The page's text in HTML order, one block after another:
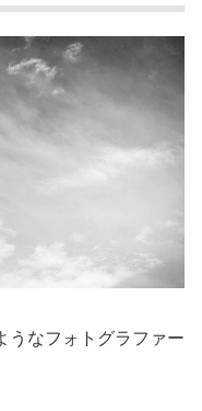
うなフォトグラファー